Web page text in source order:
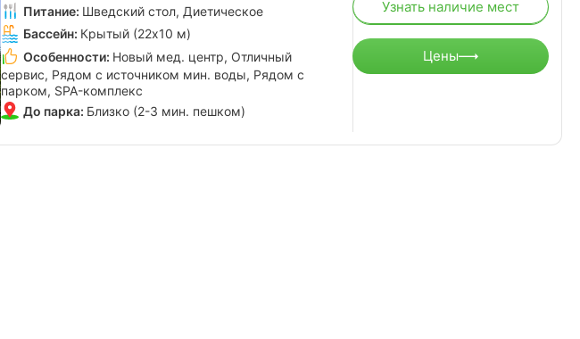
Питание: Шведский стол, Диетическое
Бассейн: Крытый (22х10 м)
Особенности: Новый мед. центр, Отличный
сервис, Рядом с источником мин. воды, Рядом с
парком, SPA-комплекс
До парка: Близко (2-3 мин. пешком)
Узнать наличие мест
Цены